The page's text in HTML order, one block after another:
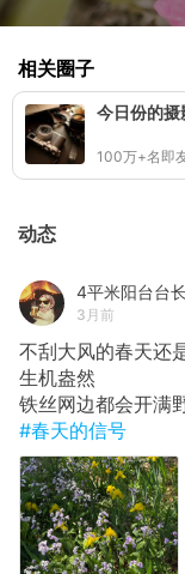
相关圈子
今日份的摄
动态
4平米阳台台
3月前
不刮大风的春天还
生机盎然
铁丝网边都会开满
#春天的信号